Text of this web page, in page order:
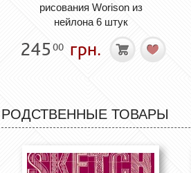
рисования Worison из
нейлона 6 штук
245 00 грн.
РОДСТВЕННЫЕ ТОВАРЫ